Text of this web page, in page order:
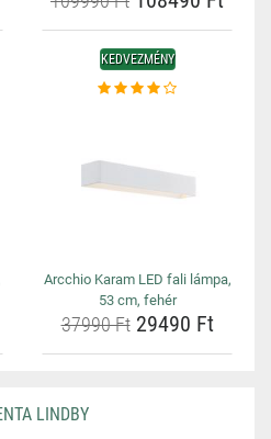
KEDVEZMÉNY
Arcchio Karam LED fali lámpa,
53 cm, fehér
37990 Ft29490 Ft
LINDBY